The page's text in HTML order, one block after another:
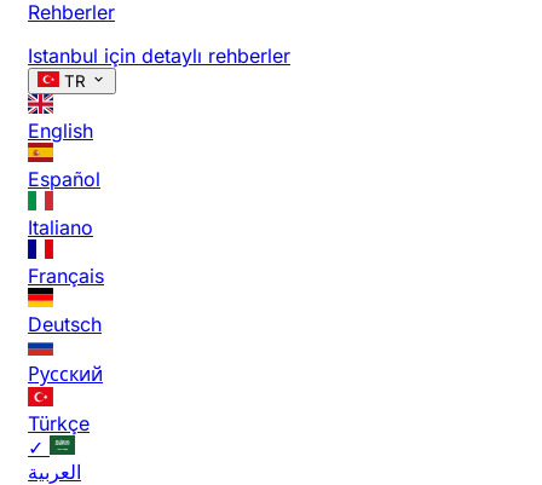
Rehberler
Istanbul için detaylı rehberler
TR
English
Español
Italiano
Français
Deutsch
Русский
Türkçe
✓
العربية